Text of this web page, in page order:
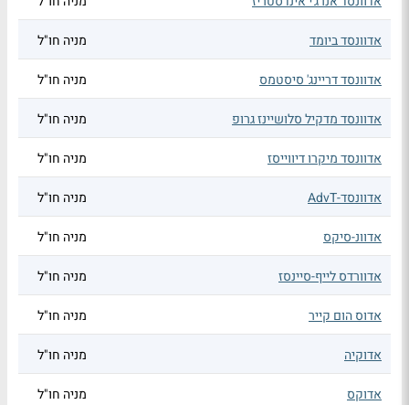
אדוונסד ביומד מניה חו"ל
אדוונסד דריינג' סיסטמס מניה חו"ל
אדוונסד מדקיל סלושיינז גרופ מניה חו"ל
אדוונסד מיקרו דיווייסז מניה חו"ל
אדוונסד-AdvT מניה חו"ל
אדוונ-סיקס מניה חו"ל
אדוורדס לייף-סיינסז מניה חו"ל
אדוס הום קייר מניה חו"ל
אדוקיה מניה חו"ל
אדוקס מניה חו"ל